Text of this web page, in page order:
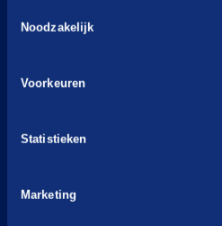
Noodzakelijk
Voorkeuren
Statistieken
Marketing
Privacyverklaringen
Cookiebeleid